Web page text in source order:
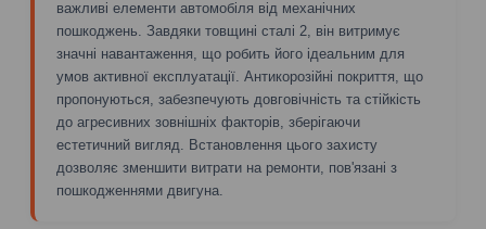
важливі елементи автомобіля від механічних
пошкоджень. Завдяки товщині сталі 2, він витримує
значні навантаження, що робить його ідеальним для
умов активної експлуатації. Антикорозійні покриття, що
пропонуються, забезпечують довговічність та стійкість
до агресивних зовнішніх факторів, зберігаючи
естетичний вигляд. Встановлення цього захисту
дозволяє зменшити витрати на ремонти, пов'язані з
пошкодженнями двигуна.